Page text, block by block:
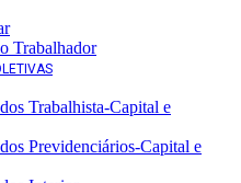
Trabalhador
Trabalhista-Capital e
Previdenciários-Capital e